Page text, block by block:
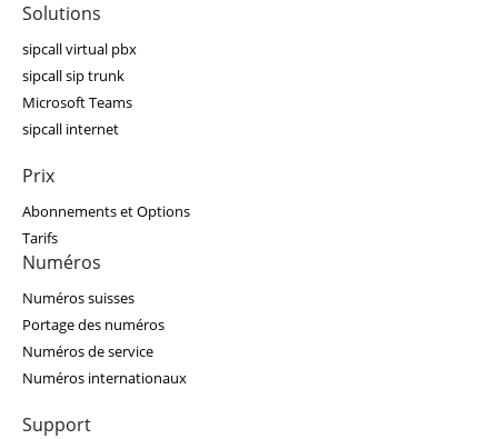
Solutions
sipcall virtual pbx
sipcall sip trunk
Microsoft Teams
sipcall internet
Prix
Abonnements et Options
Tarifs
Numéros
Numéros suisses
Portage des numéros
Numéros de service
Numéros internationaux
Support